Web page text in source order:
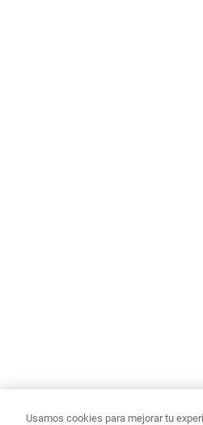
Usamos cookies para mejorar tu